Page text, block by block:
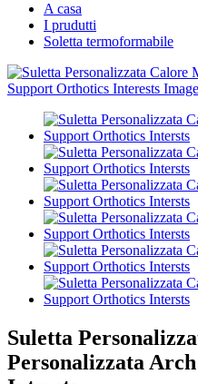
A casa
I prudutti
Soletta termoformabile
Suletta
Personalizzata